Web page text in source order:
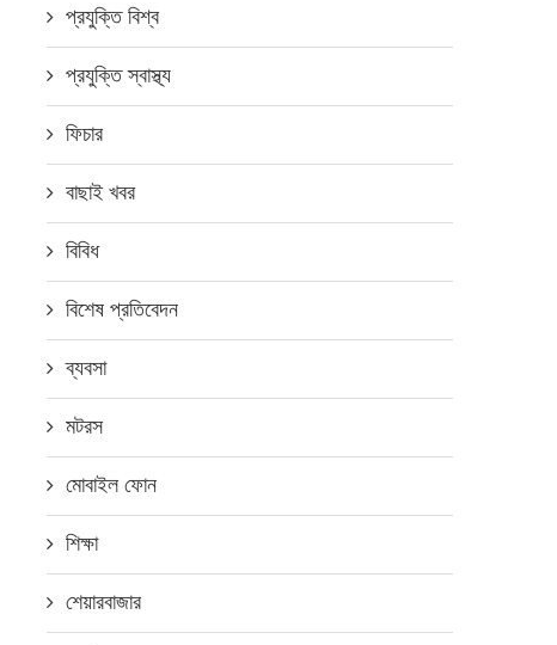
নভেম্বর ১৬, ২০২৪
প্রযুক্তি বিশ্ব
প্রযুক্তি স্বাস্থ্য
ফিচার
বাছাই খবর
বিবিধ
বিশেষ প্রতিবেদন
ব্যবসা
মটরস
মোবাইল ফোন
শিক্ষা
শেয়ারবাজার